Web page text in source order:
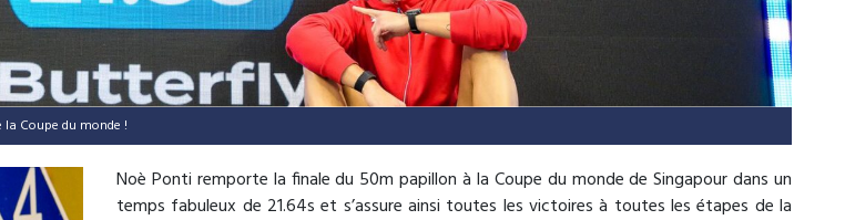
Coupe du monde !
Noè Ponti remporte la finale du 50m papillon à la Coupe du monde de Singapour dans un
temps fabuleux de 21.64s et s’assure ainsi toutes les victoires à toutes les étapes de la